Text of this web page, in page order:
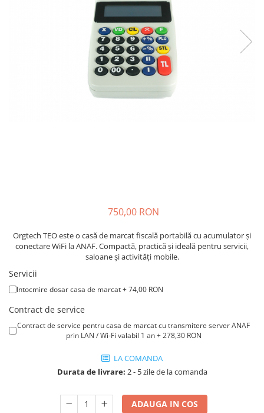
750,00 RON
Orgtech TEO este o casă de marcat fiscală portabilă cu acumulator și
conectare WiFi la ANAF. Compactă, practică și ideală pentru servicii,
saloane și activități mobile.
Servicii
Intocmire dosar casa de marcat + 74,00 RON
Contract de service
Contract de service pentru casa de marcat cu transmitere server ANAF
prin LAN / Wi-Fi valabil 1 an + 278,30 RON
LA COMANDA
Durata de livrare: 2 - 5 zile de la comanda
ADAUGA IN COS